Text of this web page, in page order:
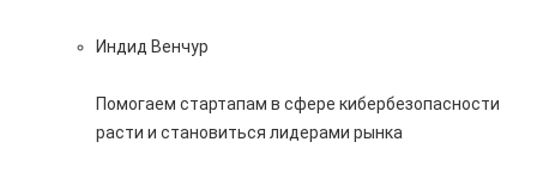
Индид Венчур
Помогаем стартапам в сфере кибербезопасности
расти и становиться лидерами рынка